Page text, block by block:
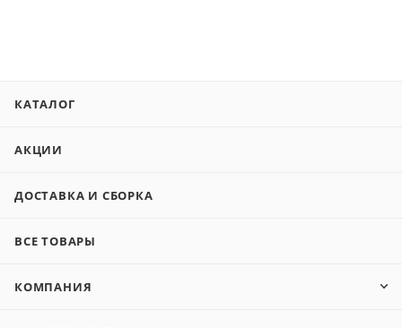
КАТАЛОГ
АКЦИИ
ДОСТАВКА И СБОРКА
ВСЕ ТОВАРЫ
КОМПАНИЯ